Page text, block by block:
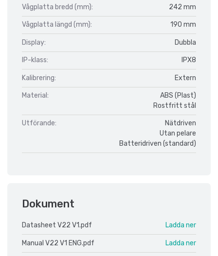
Vågplatta bredd (mm): 242 mm
Vågplatta längd (mm): 190 mm
Display: Dubbla
IP-klass: IPX8
Kalibrering: Extern
Material:
ABS (Plast)
Rostfritt stål
Utförande:
Nätdriven
Utan pelare
Batteridriven (standard)
Dokument
Datasheet V22 V1.pdf Ladda ner
Manual V22 V1 ENG.pdf Ladda ner